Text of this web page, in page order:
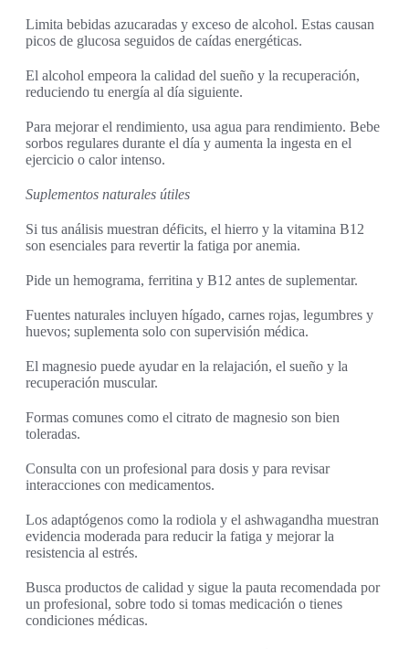
Limita bebidas azucaradas y exceso de alcohol. Estas causan
picos de glucosa seguidos de caídas energéticas.
El alcohol empeora la calidad del sueño y la recuperación,
reduciendo tu energía al día siguiente.
Para mejorar el rendimiento, usa agua para rendimiento. Bebe
sorbos regulares durante el día y aumenta la ingesta en el
ejercicio o calor intenso.
Suplementos naturales útiles
Si tus análisis muestran déficits, el hierro y la vitamina B12
son esenciales para revertir la fatiga por anemia.
Pide un hemograma, ferritina y B12 antes de suplementar.
Fuentes naturales incluyen hígado, carnes rojas, legumbres y
huevos; suplementa solo con supervisión médica.
El magnesio puede ayudar en la relajación, el sueño y la
recuperación muscular.
Formas comunes como el citrato de magnesio son bien
toleradas.
Consulta con un profesional para dosis y para revisar
interacciones con medicamentos.
Los adaptógenos como la rodiola y el ashwagandha muestran
evidencia moderada para reducir la fatiga y mejorar la
resistencia al estrés.
Busca productos de calidad y sigue la pauta recomendada por
un profesional, sobre todo si tomas medicación o tienes
condiciones médicas.